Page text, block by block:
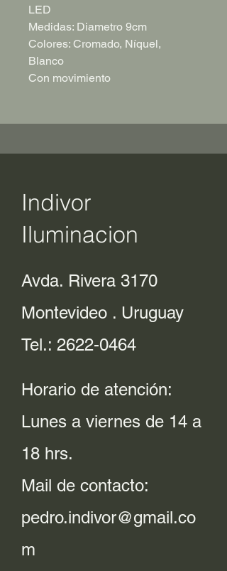
LED
Medidas: Diametro 9cm
Colores: Cromado, Níquel,
Blanco
Con movimiento
Indivor
Iluminacion
Avda. Rivera 3170
Montevideo . Uruguay
Tel.: 2622-0464
Horario de atención:
Lunes a viernes de 14 a
18 hrs.
Mail de contacto:
pedro.indivor@gmail.co
m